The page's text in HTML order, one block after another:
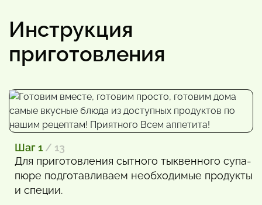
Инструкция
приготовления
Шаг 1 / 13
Для приготовления сытного тыквенного супа-
пюре подготавливаем необходимые продукты
и специи.